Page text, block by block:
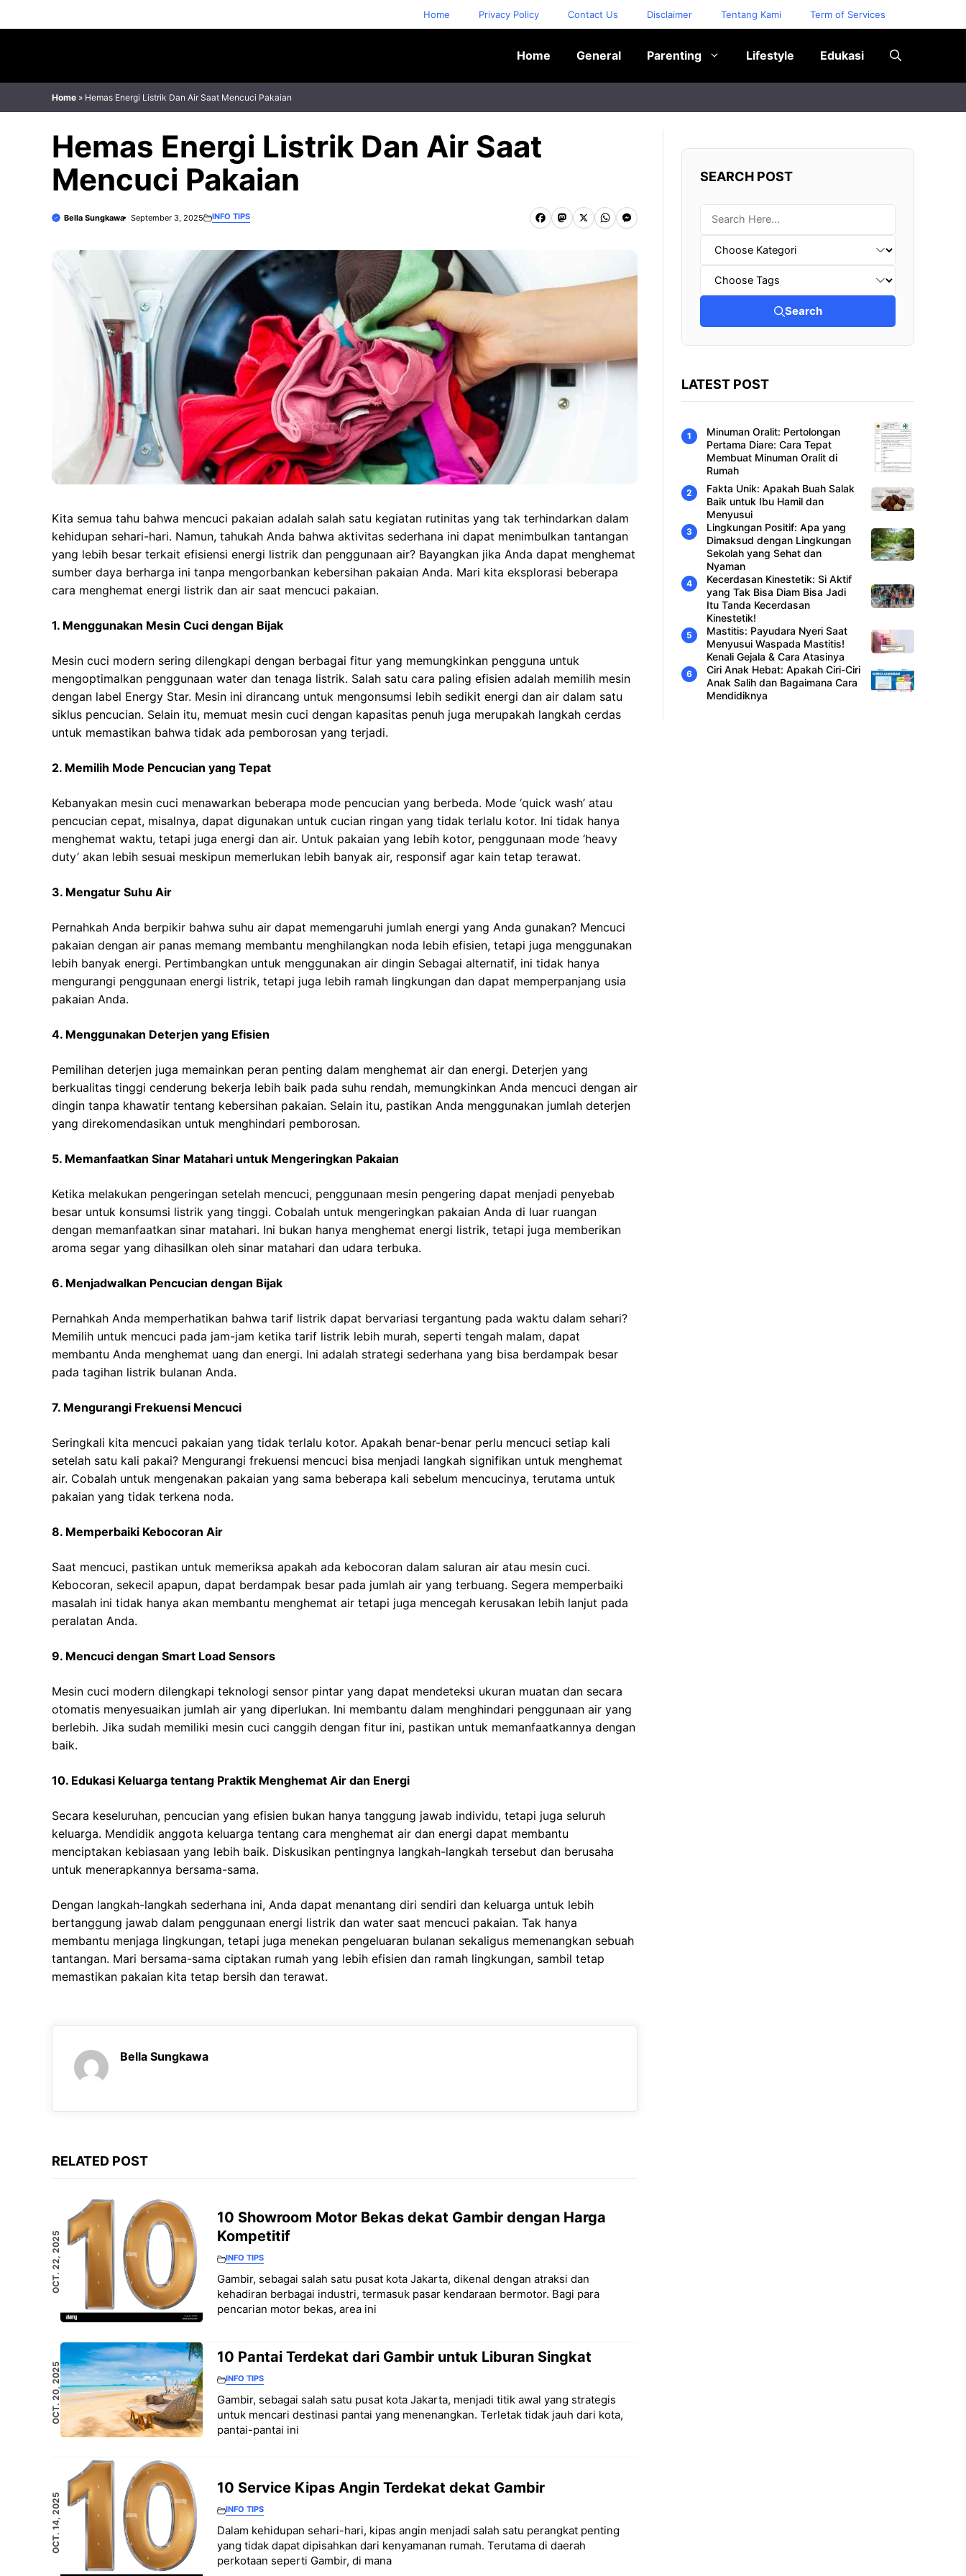
to
Home Privacy Policy Contact Us Disclaimer Tentang Kami Term of Services
Home General Parenting Lifestyle Edukasi
Home » Hemas Energi Listrik Dan Air Saat Mencuci Pakaian
Hemas Energi Listrik Dan Air Saat
Mencuci Pakaian
Bella Sungkawa September 3, 2025 INFO TIPS
F
e
o
o
k
M
t
d
o
n
X W
t
A
p
p
M
s
s
n
g
e
Kita semua tahu bahwa mencuci pakaian adalah salah satu kegiatan rutinitas yang tak terhindarkan dalam
kehidupan sehari-hari. Namun, tahukah Anda bahwa aktivitas sederhana ini dapat menimbulkan tantangan
yang lebih besar terkait efisiensi energi listrik dan penggunaan air? Bayangkan jika Anda dapat menghemat
sumber daya berharga ini tanpa mengorbankan kebersihan pakaian Anda. Mari kita eksplorasi beberapa
cara menghemat energi listrik dan air saat mencuci pakaian.
1. Menggunakan Mesin Cuci dengan Bijak
Mesin cuci modern sering dilengkapi dengan berbagai fitur yang memungkinkan pengguna untuk
mengoptimalkan penggunaan water dan tenaga listrik. Salah satu cara paling efisien adalah memilih mesin
dengan label Energy Star. Mesin ini dirancang untuk mengonsumsi lebih sedikit energi dan air dalam satu
siklus pencucian. Selain itu, memuat mesin cuci dengan kapasitas penuh juga merupakah langkah cerdas
untuk memastikan bahwa tidak ada pemborosan yang terjadi.
2. Memilih Mode Pencucian yang Tepat
Kebanyakan mesin cuci menawarkan beberapa mode pencucian yang berbeda. Mode ‘quick wash’ atau
pencucian cepat, misalnya, dapat digunakan untuk cucian ringan yang tidak terlalu kotor. Ini tidak hanya
menghemat waktu, tetapi juga energi dan air. Untuk pakaian yang lebih kotor, penggunaan mode ‘heavy
duty’ akan lebih sesuai meskipun memerlukan lebih banyak air, responsif agar kain tetap terawat.
3. Mengatur Suhu Air
Pernahkah Anda berpikir bahwa suhu air dapat memengaruhi jumlah energi yang Anda gunakan? Mencuci
pakaian dengan air panas memang membantu menghilangkan noda lebih efisien, tetapi juga menggunakan
lebih banyak energi. Pertimbangkan untuk menggunakan air dingin Sebagai alternatif, ini tidak hanya
mengurangi penggunaan energi listrik, tetapi juga lebih ramah lingkungan dan dapat memperpanjang usia
pakaian Anda.
4. Menggunakan Deterjen yang Efisien
Pemilihan deterjen juga memainkan peran penting dalam menghemat air dan energi. Deterjen yang
berkualitas tinggi cenderung bekerja lebih baik pada suhu rendah, memungkinkan Anda mencuci dengan air
dingin tanpa khawatir tentang kebersihan pakaian. Selain itu, pastikan Anda menggunakan jumlah deterjen
yang direkomendasikan untuk menghindari pemborosan.
5. Memanfaatkan Sinar Matahari untuk Mengeringkan Pakaian
Ketika melakukan pengeringan setelah mencuci, penggunaan mesin pengering dapat menjadi penyebab
besar untuk konsumsi listrik yang tinggi. Cobalah untuk mengeringkan pakaian Anda di luar ruangan
dengan memanfaatkan sinar matahari. Ini bukan hanya menghemat energi listrik, tetapi juga memberikan
aroma segar yang dihasilkan oleh sinar matahari dan udara terbuka.
6. Menjadwalkan Pencucian dengan Bijak
Pernahkah Anda memperhatikan bahwa tarif listrik dapat bervariasi tergantung pada waktu dalam sehari?
Memilih untuk mencuci pada jam-jam ketika tarif listrik lebih murah, seperti tengah malam, dapat
membantu Anda menghemat uang dan energi. Ini adalah strategi sederhana yang bisa berdampak besar
pada tagihan listrik bulanan Anda.
7. Mengurangi Frekuensi Mencuci
Seringkali kita mencuci pakaian yang tidak terlalu kotor. Apakah benar-benar perlu mencuci setiap kali
setelah satu kali pakai? Mengurangi frekuensi mencuci bisa menjadi langkah signifikan untuk menghemat
air. Cobalah untuk mengenakan pakaian yang sama beberapa kali sebelum mencucinya, terutama untuk
pakaian yang tidak terkena noda.
8. Memperbaiki Kebocoran Air
Saat mencuci, pastikan untuk memeriksa apakah ada kebocoran dalam saluran air atau mesin cuci.
Kebocoran, sekecil apapun, dapat berdampak besar pada jumlah air yang terbuang. Segera memperbaiki
masalah ini tidak hanya akan membantu menghemat air tetapi juga mencegah kerusakan lebih lanjut pada
peralatan Anda.
9. Mencuci dengan Smart Load Sensors
Mesin cuci modern dilengkapi teknologi sensor pintar yang dapat mendeteksi ukuran muatan dan secara
otomatis menyesuaikan jumlah air yang diperlukan. Ini membantu dalam menghindari penggunaan air yang
berlebih. Jika sudah memiliki mesin cuci canggih dengan fitur ini, pastikan untuk memanfaatkannya dengan
baik.
10. Edukasi Keluarga tentang Praktik Menghemat Air dan Energi
Secara keseluruhan, pencucian yang efisien bukan hanya tanggung jawab individu, tetapi juga seluruh
keluarga. Mendidik anggota keluarga tentang cara menghemat air dan energi dapat membantu
menciptakan kebiasaan yang lebih baik. Diskusikan pentingnya langkah-langkah tersebut dan berusaha
untuk menerapkannya bersama-sama.
Dengan langkah-langkah sederhana ini, Anda dapat menantang diri sendiri dan keluarga untuk lebih
bertanggung jawab dalam penggunaan energi listrik dan water saat mencuci pakaian. Tak hanya
membantu menjaga lingkungan, tetapi juga menekan pengeluaran bulanan sekaligus memenangkan sebuah
tantangan. Mari bersama-sama ciptakan rumah yang lebih efisien dan ramah lingkungan, sambil tetap
memastikan pakaian kita tetap bersih dan terawat.
Bella Sungkawa
RELATED POST
OCT. 22, 2025
10 Showroom Motor Bekas dekat Gambir dengan Harga
Kompetitif
INFO TIPS
Gambir, sebagai salah satu pusat kota Jakarta, dikenal dengan atraksi dan
kehadiran berbagai industri, termasuk pasar kendaraan bermotor. Bagi para
pencarian motor bekas, area ini
OCT. 20, 2025
10 Pantai Terdekat dari Gambir untuk Liburan Singkat
INFO TIPS
Gambir, sebagai salah satu pusat kota Jakarta, menjadi titik awal yang strategis
untuk mencari destinasi pantai yang menenangkan. Terletak tidak jauh dari kota,
pantai-pantai ini
OCT. 14, 2025
10 Service Kipas Angin Terdekat dekat Gambir
INFO TIPS
Dalam kehidupan sehari-hari, kipas angin menjadi salah satu perangkat penting
yang tidak dapat dipisahkan dari kenyamanan rumah. Terutama di daerah
perkotaan seperti Gambir, di mana
SEARCH POST
Search
LATEST POST
Minuman Oralit: Pertolongan
Pertama Diare: Cara Tepat
Membuat Minuman Oralit di
Rumah
Fakta Unik: Apakah Buah Salak
Baik untuk Ibu Hamil dan
Menyusui
Lingkungan Positif: Apa yang
Dimaksud dengan Lingkungan
Sekolah yang Sehat dan
Nyaman
Kecerdasan Kinestetik: Si Aktif
yang Tak Bisa Diam Bisa Jadi
Itu Tanda Kecerdasan
Kinestetik!
Mastitis: Payudara Nyeri Saat
Menyusui Waspada Mastitis!
Kenali Gejala & Cara Atasinya
Ciri Anak Hebat: Apakah Ciri-Ciri
Anak Salih dan Bagaimana Cara
Mendidiknya